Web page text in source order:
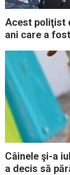
Acest poliţist
ani care a
Câinele şi-a
a decis să